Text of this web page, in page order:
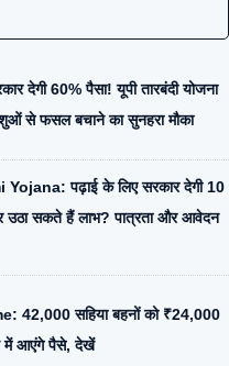
देगी 60% पैसा! यूपी तारबंदी योजना
से फसल बचाने का सुनहरा मौका
पढ़ाई के लिए सरकार देगी 10
उठा सकते हैं लाभ? पात्रता और आवेदन
42,000 सहिया बहनों को ₹24,000
में आएंगे पैसे, देखें